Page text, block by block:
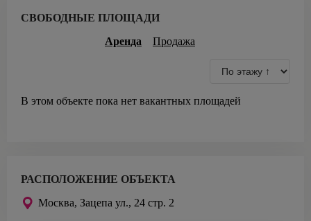
СВОБОДНЫЕ ПЛОЩАДИ
Аренда
Продажа
В этом объекте пока нет вакантных площадей
РАСПОЛОЖЕНИЕ ОБЪЕКТА
Москва, Зацепа ул., 24 стр. 2